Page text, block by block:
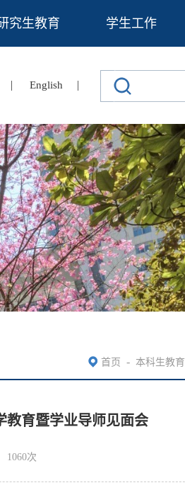
究生教育 学生工作
| English |
首页 - 本科生教育
教育暨学业导师见面会
1060次